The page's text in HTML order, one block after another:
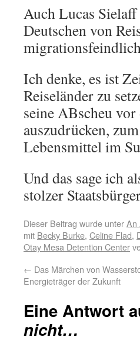
Auch Lucas
Deutschen von
Ich denke, es ist
Reiseländer zu
seine ABscheu
auszudrücken,
Lebensmittel im
Und das sage ich
stolzer
Dieser Beitrag wurde unterAn
mit Becky Burke, Celine Flad,
Otay Mesa Detention Center
← Das Märchen von
Energieträger der Zukunft
Eine Antwort
nicht…